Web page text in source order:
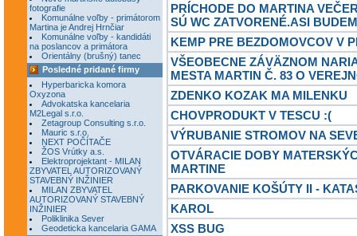
fotografie
Komunálne voľby - primátorom
Martina je Andrej Hrnčiar
Komunálne voľby - kandidáti
na poslancov a primátora
Orientálny (brušný) tanec
Posledné pridané firmy
Hyperbaricka komora
Oxyzona
Advokatska kancelaria
M2Legal s.r.o.
Zetagroup Consulting s.r.o.
Mauric s.r.o.
NEXT POČÍTAČE
ŽOS Vrútky a.s.
Elektroprojektant - MILAN
ZBYVATEL AUTORIZOVANÝ
STAVEBNÝ INŽINIER
MILAN ZBYVATEL
AUTORIZOVANÝ STAVEBNÝ
INŽINIER
Poliklinika Sever
Geodeticka kancelaria GAMA
PRÍCHODE DO MARTINA
SÚ WC ZATVORENÉ.ASI
KEMP PRE BEZDOMOVCOV V
VŠEOBECNE ZÁVÄZNOM
MESTA MARTIN Č. 83 O
ZDENKO KOZAK MA MILENKU
CHOVPRODUKT V TESCU :(
VÝRUBANIE STROMOV NA
OTVÁRACIE DOBY
MARTINE
PARKOVANIE KOŠÚTY II -
KAROL
XSS BUG